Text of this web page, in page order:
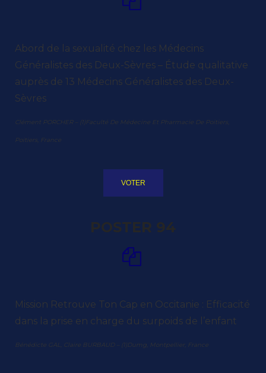
Abord de la sexualité chez les Médecins
Généralistes des Deux-Sèvres – Étude qualitative
auprès de 13 Médecins Généralistes des Deux-
Sèvres
Clément PORCHER – (1)Faculté De Médecine Et Pharmacie De Poitiers,
Poitiers, France
VOTER
POSTER 94
Mission Retrouve Ton Cap en Occitanie : Efficacité
dans la prise en charge du surpoids de l’enfant
Bénédicte GAL, Claire BURBAUD – (1)Dumg, Montpellier, France